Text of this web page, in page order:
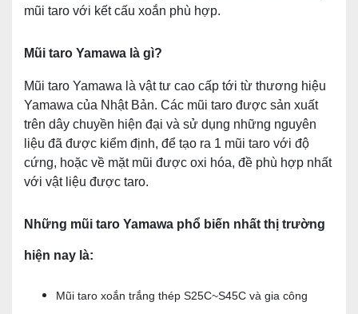
PHAY
MÁY
CỤ
CKV
MÁY
CÔNG
CỤ
MRCM
MÁY
CỤ
mũi taro với kết cấu xoắn phù hợp.
Mũi taro Yamawa là gì?
Mũi taro Yamawa là vật tư cao cấp tới từ thương hiệu
Yamawa của Nhật Bản. Các mũi taro được sản xuất
trên dây chuyền hiện đại và sử dụng những nguyên
liệu đã được kiểm định, để tạo ra 1 mũi taro với độ
cứng, hoặc về mặt mũi được oxi hóa, đề phù hợp nhất
với vật liệu được taro.
Những mũi taro Yamawa phổ biến nhất thị trường
hiện nay là:
Mũi taro xoắn trắng thép S25C~S45C và gia công